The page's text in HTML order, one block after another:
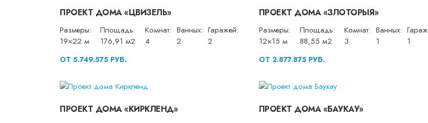
ПРОЕКТ ДОМА «ЦВИЗЕЛЬ»
Размеры:
19×22 м
Площадь:
176,91 м2
Комнат:
4
Ванных:
2
Гаражей:
2
ОТ 5.749.575 РУБ.
ПРОЕКТ ДОМА «ЗЛОТОРЫЯ»
Размеры:
12×15 м
Площадь:
88,55 м2
Комнат:
3
Ванных:
1
1
ОТ 2.877.875 РУБ.
ПРОЕКТ ДОМА «КИРКЛЕНД» ПРОЕКТ ДОМА «БАУКАУ»